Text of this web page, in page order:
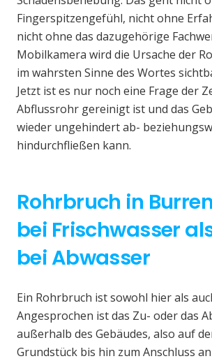
Fingerspitzengefühl, nicht ohne
nicht ohne das dazugehörige
Mobilkamera wird die Ursache der
im wahrsten Sinne des Wortes
Jetzt ist es nur noch eine Frage der
Abflussrohr gereinigt ist und das
wieder ungehindert ab-
hindurchfließen kann.
Rohrbruch in
bei Frischwasser
bei Abwasser
Ein Rohrbruch ist sowohl hier als
Angesprochen ist das Zu- oder das
außerhalb des Gebäudes, also auf
Grundstück bis hin zum Anschluss